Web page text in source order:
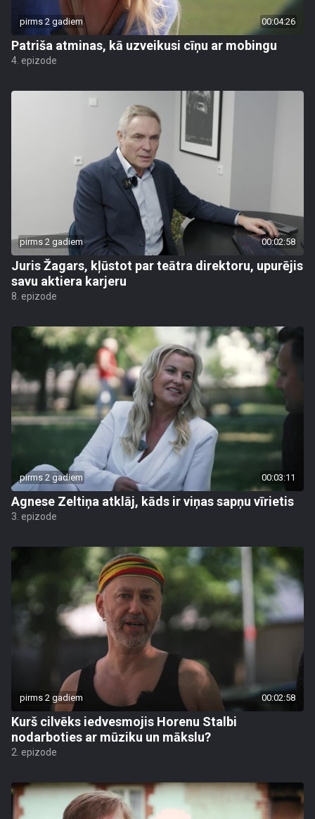
pirms 2 gadiem 00:04:26
Patriša atminas, kā uzveikusi cīņu ar mobingu
4. epizode
pirms 2 gadiem 00:02:58
Juris Žagars, kļūstot par teātra direktoru, upurējis
savu aktiera karjeru
8. epizode
pirms 2 gadiem 00:03:11
Agnese Zeltiņa atklāj, kāds ir viņas sapņu vīrietis
3. epizode
pirms 2 gadiem 00:02:58
Kurš cilvēks iedvesmojis Horenu Stalbi
nodarboties ar mūziku un mākslu?
2. epizode